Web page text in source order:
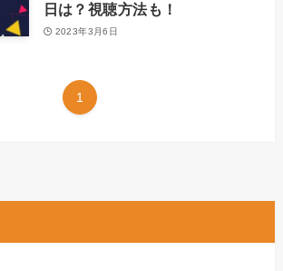
日は？視聴方法も！
2023年3月6日
1